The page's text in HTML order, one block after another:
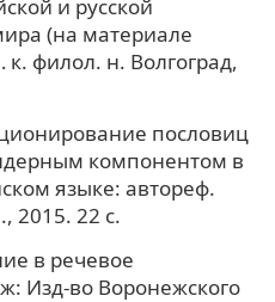
и русской
(на материале
к. филол. н. Волгоград,
пословиц
компонентом в
языке: автореф.
2015. 22 с.
в речевое
Изд-во Воронежского